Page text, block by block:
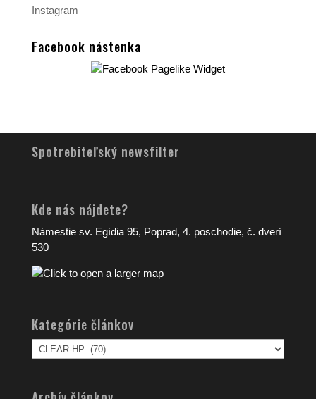
Instagram
Facebook nástenka
Spotrebiteľský newsfilter
Kde nás nájdete?
Námestie sv. Egídia 95, Poprad, 4. poschodie, č. dverí
530
Kategórie článkov
Kategórie
článkov